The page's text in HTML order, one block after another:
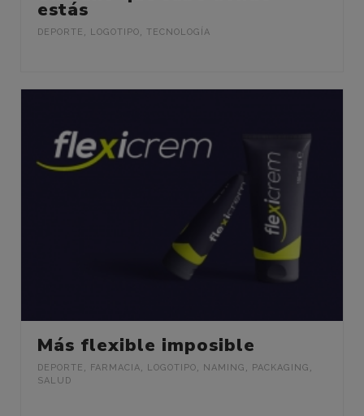
estás
DEPORTE , LOGOTIPO, TECNOLOGÍA
Más flexible imposible
DEPORTE , FARMACIA, LOGOTIPO, NAMING , PACKAGING ,
SALUD